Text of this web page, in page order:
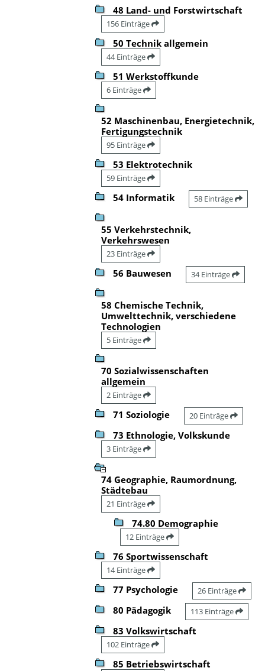
48 Land- und Forstwirtschaft
156 Einträge
50 Technik allgemein
44 Einträge
51 Werkstoffkunde
6 Einträge
52 Maschinenbau, Energietechnik,
Fertigungstechnik
95 Einträge
53 Elektrotechnik
59 Einträge
54 Informatik 58 Einträge
55 Verkehrstechnik,
Verkehrswesen
23 Einträge
56 Bauwesen 34 Einträge
58 Chemische Technik,
Umwelttechnik, verschiedene
Technologien
5 Einträge
70 Sozialwissenschaften
allgemein
2 Einträge
71 Soziologie 20 Einträge
73 Ethnologie, Volkskunde
3 Einträge
74 Geographie, Raumordnung,
Städtebau
21 Einträge
74.80 Demographie
12 Einträge
76 Sportwissenschaft
14 Einträge
77 Psychologie 26 Einträge
80 Pädagogik 113 Einträge
83 Volkswirtschaft
102 Einträge
85 Betriebswirtschaft